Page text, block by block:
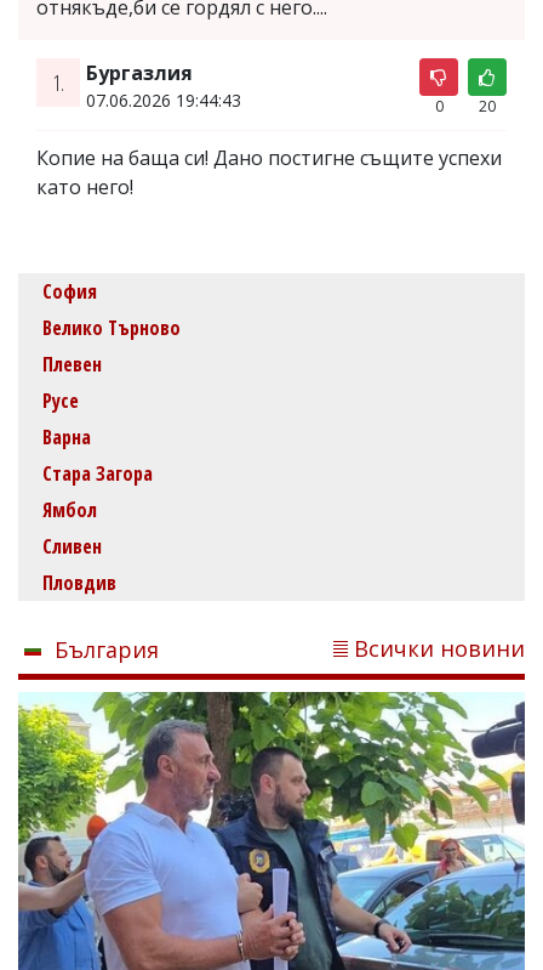
отнякъде,би се гордял с него....
1. Бургазлия
07.06.2026 19:44:43 0 20
Копие на баща си! Дано постигне същите успехи
като него!
София
Велико Търново
Плевен
Русе
Варна
Стара Загора
Ямбол
Сливен
Пловдив
България Всички новини